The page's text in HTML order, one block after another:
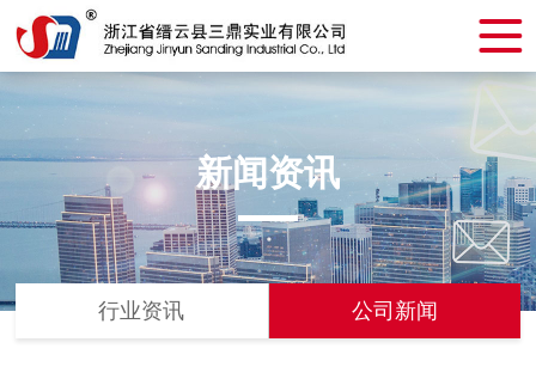
新闻资讯
行业资讯 公司新闻